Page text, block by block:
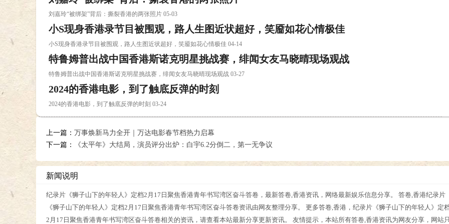
刘嘉玲“被绑架”背后：撕裂香港的两张照片 05-03
小S现身香港录节目被围观，路人生图近状超好，笑靥如花心情极佳
小S现身香港录节目被围观，路人生图近状超好，笑靥如花心情极佳 04-14
特鲁姆普出战中国香港斯诺克明星挑战赛，绯闻女友马晓晴现场观战
特鲁姆普出战中国香港斯诺克明星挑战赛，绯闻女友马晓晴现场观战 03-27
2024的香港电影，到了触底反弹的时刻
2024的香港电影，到了触底反弹的时刻 03-24
上一篇： 万事焕新马力全开｜万达电影春节档热力启幕
下一篇：
《太平年》大结局，演员评分出炉：白宇6.2分倒二，第一无争议
新闻说明
纪录片《狮子山下的年轻人》定档2月17日聚焦香港青年书写湾区奋斗答卷，最新答卷,香港资讯，网络最新娱乐信息分享。 答卷,香港纪录片
《狮子山下的年轻人》定档2月17日聚焦香港青年书写湾区奋斗答卷资讯由网友整理分享。 更多答卷,香港，纪录片《狮子山下的年轻人》定
2月17日聚焦香港青年书写湾区奋斗答卷相关的资讯，请查看本站最新分享更新资讯。 友情提示，本站所有答卷,香港资讯为网友分享，网站